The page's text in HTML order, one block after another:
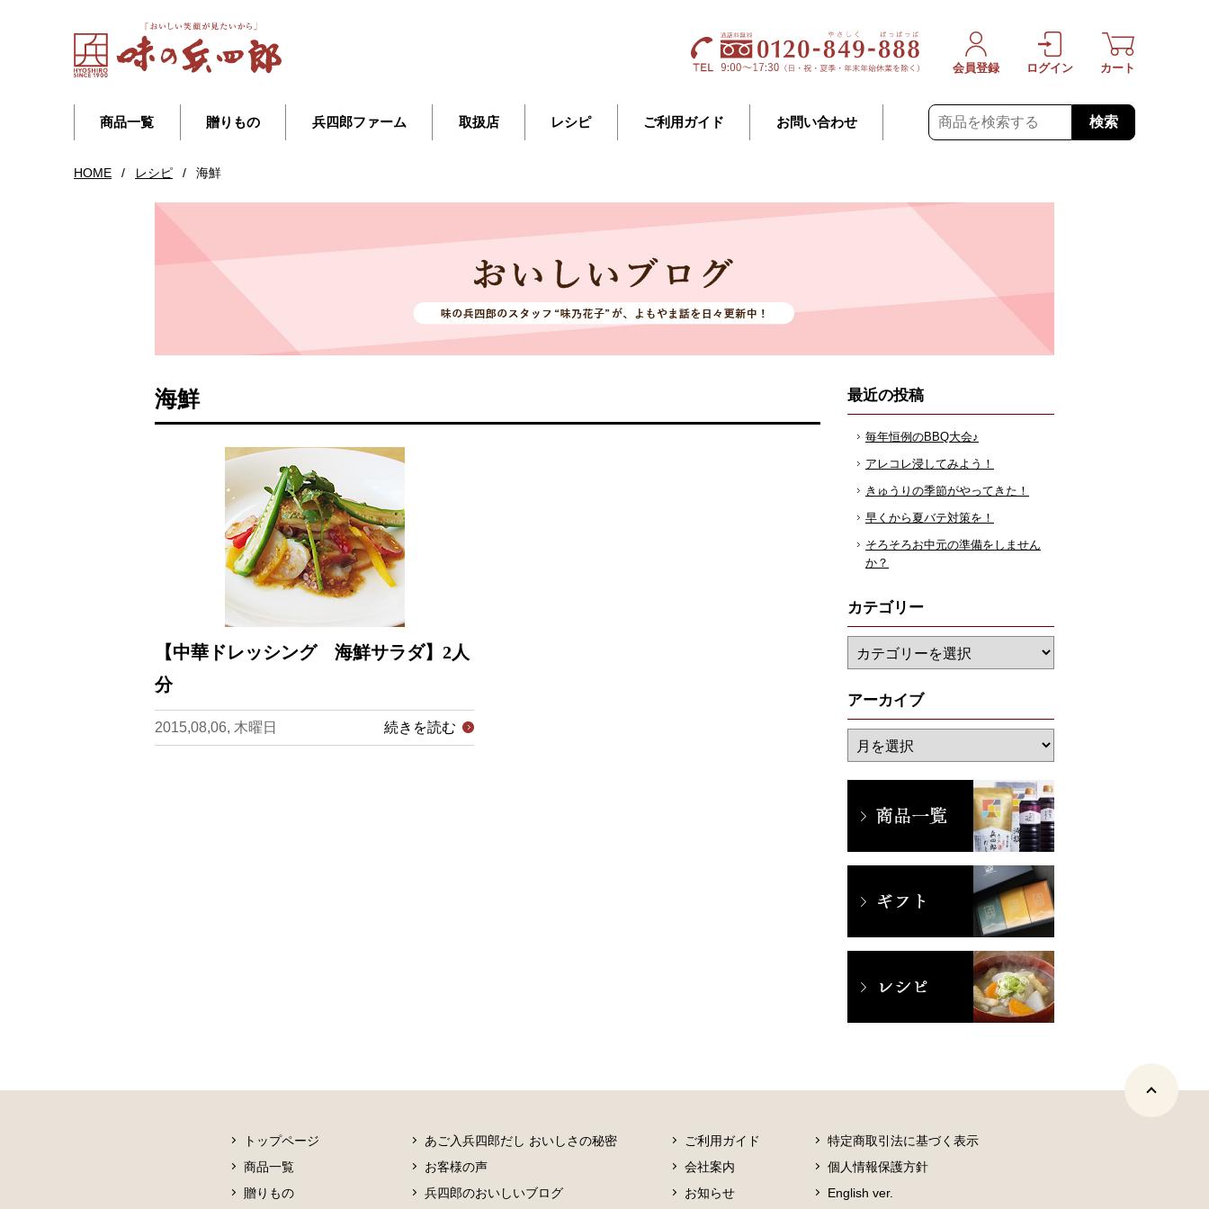
商品一覧 贈りもの 兵四郎ファーム 取扱店 レシピ ご利用ガイド お問い合わせ 検索
会員登録 ログイン カート
HOME / レシピ / 海鮮
海鮮
【中華ドレッシング 海鮮サラダ】2人
分
2015,08,06, 木曜日 続きを読む
最近の投稿
毎年恒例のBBQ大会♪
アレコレ浸してみよう！
きゅうりの季節がやってきた！
早くから夏バテ対策を！
そろそろお中元の準備をしません
か？
カテゴリー
アーカイブ
トップページ
商品一覧
贈りもの
あご入兵四郎だし おいしさの秘密
お客様の声
兵四郎のおいしいブログ
ご利用ガイド
会社案内
お知らせ
特定商取引法に基づく表示
個人情報保護方針
English ver.